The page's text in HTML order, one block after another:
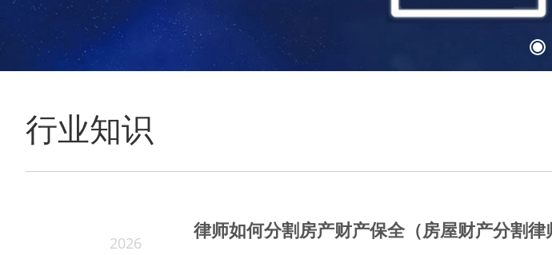
行业知识
2026
律师如何分割房产财产保全（房屋财产分割律